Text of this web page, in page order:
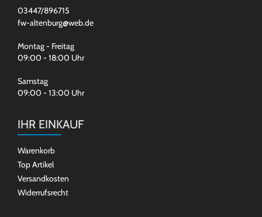
03447/896715
fw-altenburg@web.de
Montag - Freitag
09:00 - 18:00 Uhr
Samstag
09:00 - 13:00 Uhr
IHR EINKAUF
Warenkorb
Top Artikel
Versandkosten
Widerrufsrecht